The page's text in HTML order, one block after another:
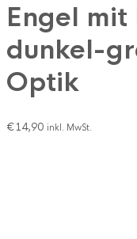
Engel
dunkel-
Optik
€14,90 inkl. MwSt.